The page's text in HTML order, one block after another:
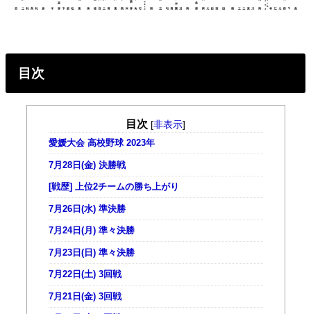
目次
目次 [非表示]
愛媛大会 高校野球 2023年
7月28日(金) 決勝戦
[戦歴] 上位2チームの勝ち上がり
7月26日(水) 準決勝
7月24日(月) 準々決勝
7月23日(日) 準々決勝
7月22日(土) 3回戦
7月21日(金) 3回戦